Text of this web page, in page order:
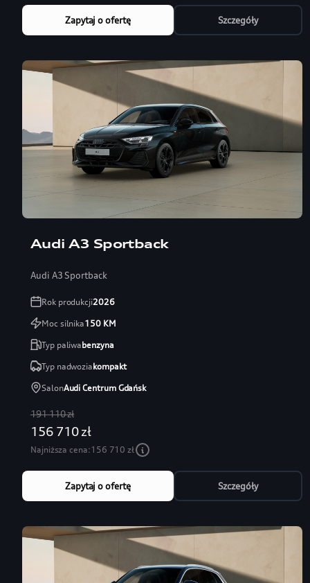
Zapytaj o ofertę Szczegóły
Audi A3 Sportback
Audi A3 Sportback
Rok produkcji2026
Moc silnika150KM
Typ paliwabenzyna
Typ nadwoziakompakt
SalonAudi Centrum Gdańsk
191 110 zł
156 710 zł
Najniższa cena:156 710 zł
Zapytaj o ofertę Szczegóły